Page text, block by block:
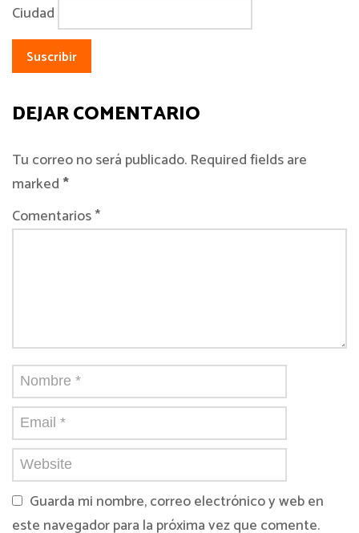
Ciudad
DEJAR COMENTARIO
Tu correo no será publicado. Required fields are
marked*
Comentarios *
Guarda mi nombre, correo electrónico y web en
este navegador para la próxima vez que comente.